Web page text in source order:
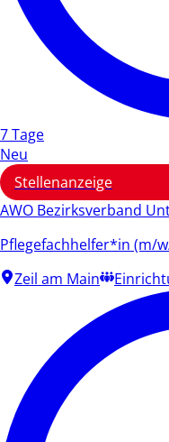
7 Tage
Neu
Stellenanzeige
AWO Bezirksverband
Pflegefachhelfer*in (m/
Zeil am Main